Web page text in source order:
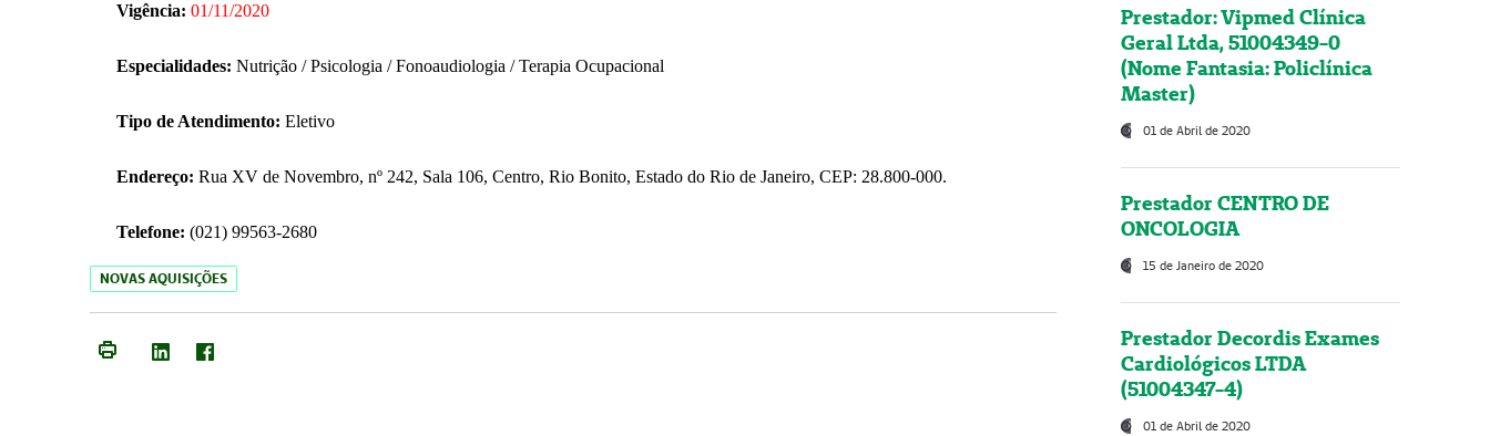
Vigência: 01/11/2020
Especialidades: Nutrição / Psicologia / Fonoaudiologia / Terapia Ocupacional
Tipo de Atendimento: Eletivo
Endereço: Rua XV de Novembro, nº 242, Sala 106, Centro, Rio Bonito, Estado do Rio de Janeiro, CEP: 28.800-000.
Telefone: (021) 99563-2680
NOVAS AQUISIÇÕES
Prestador: Vipmed Clínica
Geral Ltda, 51004349-0
(Nome Fantasia: Policlínica
Master)
01 de Abril de 2020
Prestador CENTRO DE
ONCOLOGIA
15 de Janeiro de 2020
Prestador Decordis Exames
Cardiológicos LTDA
(51004347-4)
01 de Abril de 2020